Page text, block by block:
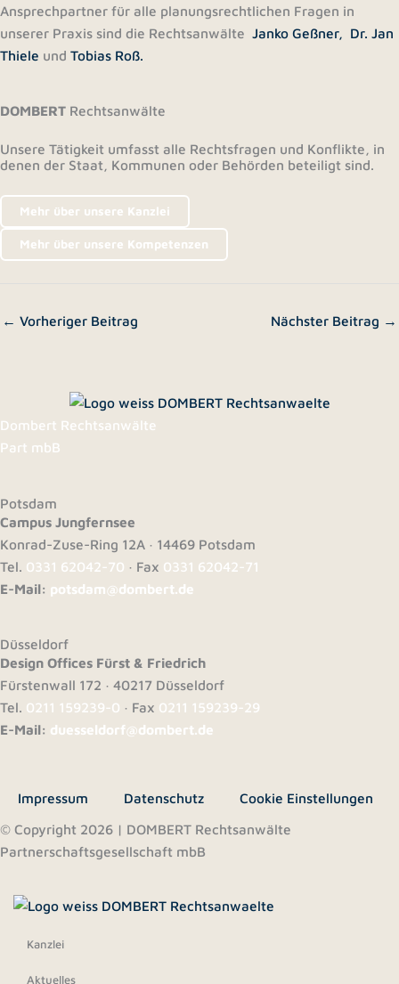
Ansprechpartner für alle planungsrechtlichen Fragen in
unserer Praxis sind die Rechtsanwälte Janko Geßner, Dr. Jan
Thiele und Tobias Roß.
DOMBERT Rechtsanwälte
Unsere Tätigkeit umfasst alle Rechtsfragen und Konflikte, in
denen der Staat, Kommunen oder Behörden beteiligt sind.
Mehr über unsere Kanzlei
Mehr über unsere Kompetenzen
← Vorheriger Beitrag Nächster Beitrag →
Dombert Rechtsanwälte
Part mbB
Potsdam
Campus Jungfernsee
Konrad-Zuse-Ring 12A · 14469 Potsdam
Tel. 0331 62042-70 · Fax 0331 62042-71
E-Mail: potsdam@dombert.de
Düsseldorf
Design Offices Fürst & Friedrich
Fürstenwall 172 · 40217 Düsseldorf
Tel. 0211 159239-0 · Fax 0211 159239-29
E-Mail: duesseldorf@dombert.de
Impressum Datenschutz
Cookie Einstellungen
© Copyright 2026 | DOMBERT Rechtsanwälte
Partnerschaftsgesellschaft mbB
Kanzlei
Aktuelles